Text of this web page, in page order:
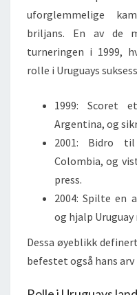
uforglemmelige
briljans. En av de
turneringen i 1999,
rolle i Uruguays
1999: Scoret
Argentina, og
2001: Bidro
Colombia, og
press.
2004: Spilte en
og hjalp Uruguay
Dessa øyeblikk
befestet også hans